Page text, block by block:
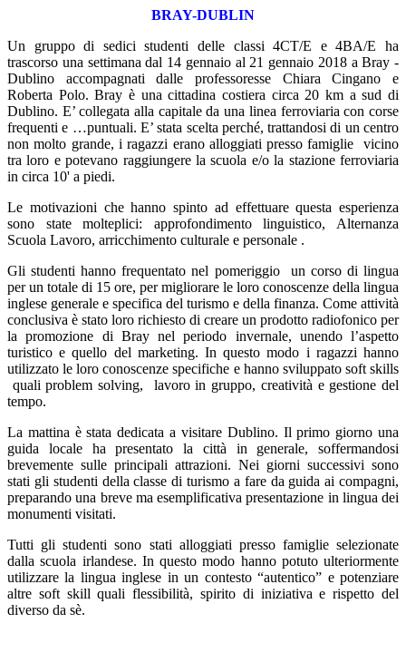
BRAY-DUBLIN
Un gruppo di sedici studenti delle classi 4CT/E e 4BA/E ha
trascorso una settimana dal 14 gennaio al 21 gennaio 2018 a Bray -
Dublino accompagnati dalle professoresse Chiara Cingano e
Roberta Polo. Bray è una cittadina costiera circa 20 km a sud di
Dublino. E’ collegata alla capitale da una linea ferroviaria con corse
frequenti e …puntuali. E’ stata scelta perché, trattandosi di un centro
non molto grande, i ragazzi erano alloggiati presso famiglie vicino
tra loro e potevano raggiungere la scuola e/o la stazione ferroviaria
in circa 10' a piedi.
Le motivazioni che hanno spinto ad effettuare questa esperienza
sono state molteplici: approfondimento linguistico, Alternanza
Scuola Lavoro, arricchimento culturale e personale .
Gli studenti hanno frequentato nel pomeriggio un corso di lingua
per un totale di 15 ore, per migliorare le loro conoscenze della lingua
inglese generale e specifica del turismo e della finanza. Come attività
conclusiva è stato loro richiesto di creare un prodotto radiofonico per
la promozione di Bray nel periodo invernale, unendo l’aspetto
turistico e quello del marketing. In questo modo i ragazzi hanno
utilizzato le loro conoscenze specifiche e hanno sviluppato soft skills
quali problem solving, lavoro in gruppo, creatività e gestione del
tempo.
La mattina è stata dedicata a visitare Dublino. Il primo giorno una
guida locale ha presentato la città in generale, soffermandosi
brevemente sulle principali attrazioni. Nei giorni successivi sono
stati gli studenti della classe di turismo a fare da guida ai compagni,
preparando una breve ma esemplificativa presentazione in lingua dei
monumenti visitati.
Tutti gli studenti sono stati alloggiati presso famiglie selezionate
dalla scuola irlandese. In questo modo hanno potuto ulteriormente
utilizzare la lingua inglese in un contesto “autentico” e potenziare
altre soft skill quali flessibilità, spirito di iniziativa e rispetto del
diverso da sè.